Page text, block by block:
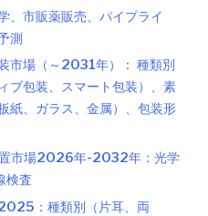
、市販薬販売、パイプライ
測
市場（～2031年）： 種類別
ブ包装、スマート包装）、素
紙、ガラス、金属）、包装形
置市場2026年-2032年：光学
検査
：種類別（片耳、両